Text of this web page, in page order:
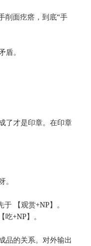
削面疙瘩，到底“手
。
了才是印章。在印章
【观赏+NP】。
+NP】。
品的关系。对外输出